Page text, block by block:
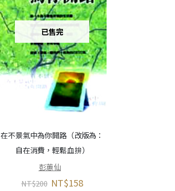
已售完
在不景氣中為你開路（改版為：
自在消費，輕鬆血拚）
彭蕙仙
NT$200 NT$158